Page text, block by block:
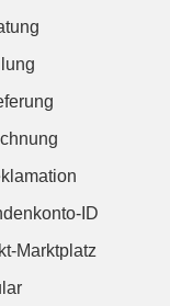
ID
Marktplatz